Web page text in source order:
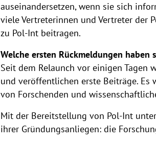
auseinandersetzen, wenn sie sich
viele Vertreterinnen und Vertreter der
zu Pol-Int beitragen.
Welche ersten Rückmeldungen haben
Seit dem Relaunch vor einigen
und veröffentlichen erste Beiträge.
von Forschenden und
Mit der Bereitstellung von Pol-Int
ihrer Gründungsanliegen: die